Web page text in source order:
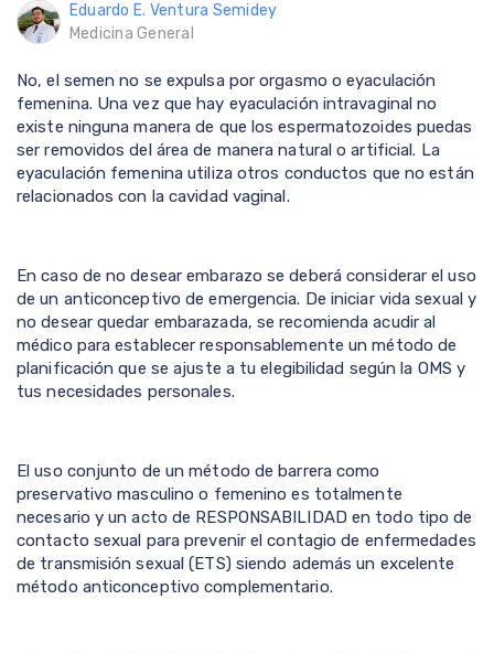
Eduardo E. Ventura Semidey
Medicina General
No, el semen no se expulsa por orgasmo o eyaculación
femenina. Una vez que hay eyaculación intravaginal no
existe ninguna manera de que los espermatozoides puedas
ser removidos del área de manera natural o artificial. La
eyaculación femenina utiliza otros conductos que no están
relacionados con la cavidad vaginal.
En caso de no desear embarazo se deberá considerar el uso
de un anticonceptivo de emergencia. De iniciar vida sexual y
no desear quedar embarazada, se recomienda acudir al
médico para establecer responsablemente un método de
planificación que se ajuste a tu elegibilidad según la OMS y
tus necesidades personales.
El uso conjunto de un método de barrera como
preservativo masculino o femenino es totalmente
necesario y un acto de RESPONSABILIDAD en todo tipo de
contacto sexual para prevenir el contagio de enfermedades
de transmisión sexual (ETS) siendo además un excelente
método anticonceptivo complementario.